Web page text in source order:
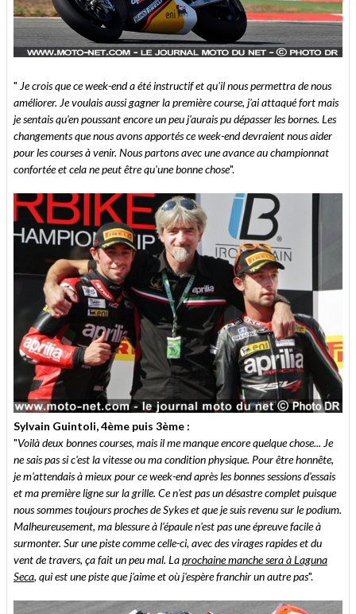
" Je crois que ce week-end a été instructif et qu'il nous permettra de nous
améliorer. Je voulais aussi gagner la première course, j'ai attaqué fort mais
je sentais qu'en poussant encore un peu j'aurais pu dépasser les bornes. Les
changements que nous avons apportés ce week-end devraient nous aider
pour les courses à venir. Nous partons avec une avance au championnat
confortée et cela ne peut être qu'une bonne chose".
Sylvain Guintoli, 4ème puis 3ème :
"Voilà deux bonnes courses, mais il me manque encore quelque chose... Je
ne sais pas si c'est la vitesse ou ma condition physique. Pour être honnête,
je m'attendais à mieux pour ce week-end après les bonnes sessions d'essais
et ma première ligne sur la grille. Ce n'est pas un désastre complet puisque
nous sommes toujours proches de Sykes et que je suis revenu sur le podium.
Malheureusement, ma blessure à l'épaule n'est pas une épreuve facile à
surmonter. Sur une piste comme celle-ci, avec des virages rapides et du
vent de travers, ça fait un peu mal. Laprochaine manche sera à Laguna
Seca, qui est une piste que j'aime et où j'espère franchir un autre pas".